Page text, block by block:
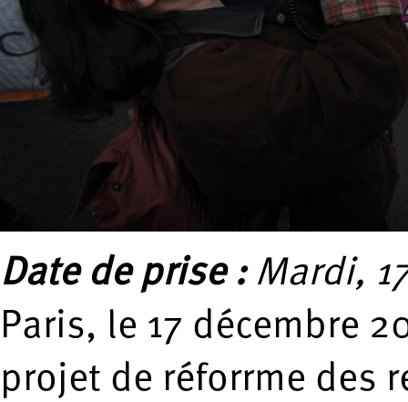
Date de prise : Mardi,
Paris, le 17 décembre
projet de réforrme des